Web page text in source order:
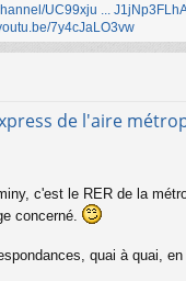
UC99xju ...
7y4cJaLO3vw
de l'aire
c'est le RER de la
concerné.
quai à quai,